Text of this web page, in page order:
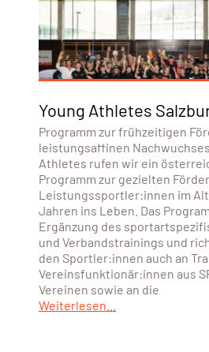
Young Athletes
Programm zur frühzeitigen
leistungsaffinen
Athletes rufen wir ein
Programm zur gezielten
Leistungssportler:innen im
Jahren ins Leben. Das
Ergänzung des
und Verbandstrainings und
den Sportler:innen auch an
Vereinsfunktionär:innen aus
Vereinen sowie an die
Weiterlesen...